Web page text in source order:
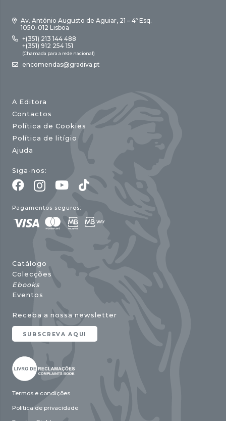
Av. António Augusto de Aguiar, 21 – 4º Esq.
1050-012 Lisboa
+(351) 213 144 488
+(351) 912 254 151
(Chamada para a rede nacional)
encomendas@gradiva.pt
A Editora
Contactos
Política de Cookies
Política de litígio
Ajuda
Siga-nos:
Pagamentos seguros:
Catálogo
Colecções
Ebooks
Eventos
Receba a nossa newsletter
SUBSCREVA AQUI
Termos e condições
Política de privacidade